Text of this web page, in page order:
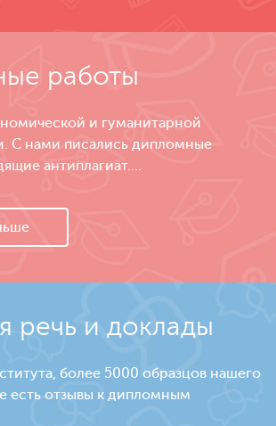
работы
и гуманитарной
С нами писались дипломные
антиплагиат....
речь и доклады
более 5000 образцов нашего
есть отзывы к дипломным